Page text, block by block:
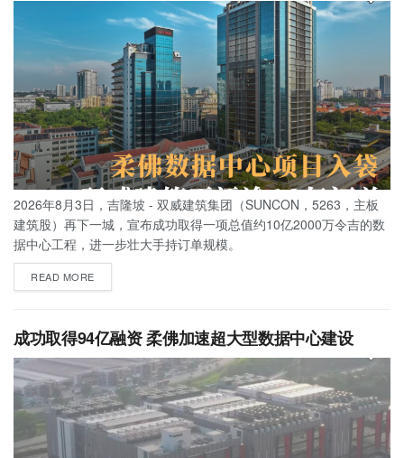
2026年8月3日，吉隆坡 - 双威建筑集团（SUNCON，5263，主板
建筑股）再下一城，宣布成功取得一项总值约10亿2000万令吉的数
据中心工程，进一步壮大手持订单规模。
READ MORE
成功取得94亿融资 柔佛加速超大型数据中心建设